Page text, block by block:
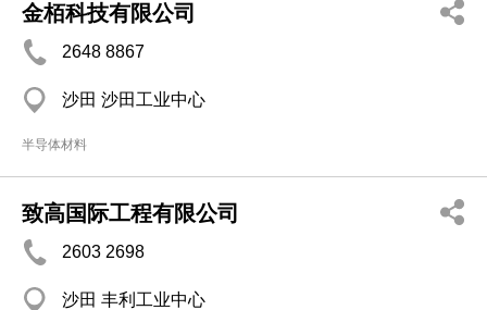
金栢科技有限公司
2648 8867
沙田 沙田工业中心
半导体材料
致高国际工程有限公司
2603 2698
沙田 丰利工业中心